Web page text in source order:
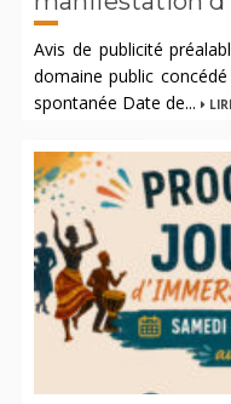
Avis de publicité
domaine public
spontanée Date de...
NON CLASSÉ |